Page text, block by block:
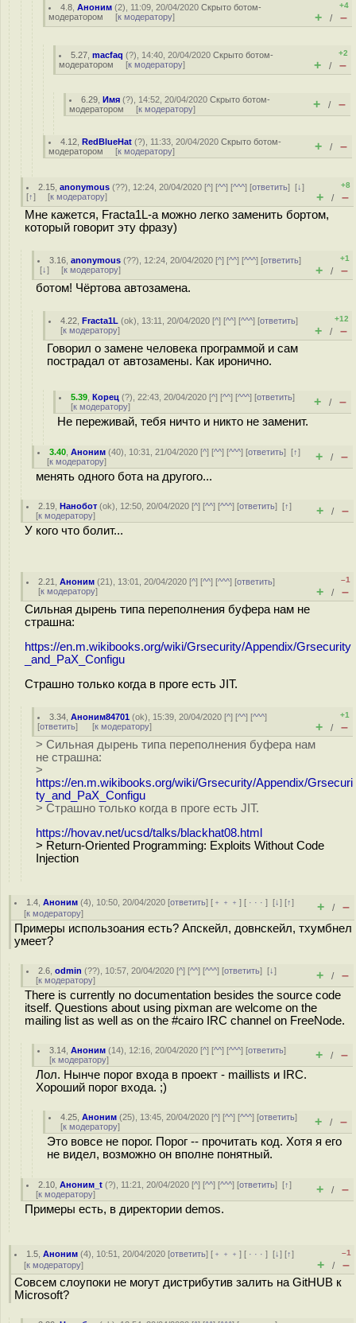
4.8 ,Аноним (2), 11:09, 20/04/2020Скрыто ботом-
модератором [к модератору]
+4
+ / –
5.27 ,macfaq (?), 14:40, 20/04/2020Скрыто ботом-
модератором [к модератору]
+2
+ / –
6.29 ,Имя (?), 14:52, 20/04/2020Скрыто ботом-
модератором [к модератору] + / –
4.12 ,RedBlueHat (?), 11:33, 20/04/2020Скрыто ботом-
модератором [к модератору] + / –
2.15 ,anonymous (??), 12:24, 20/04/2020 [^] [^^] [^^^] [ответить][↓]
[↑] [к модератору]
+8
+ / –
Мне кажется, Fracta1L-а можно легко заменить бортом,
который говорит эту фразу)
3.16 ,anonymous (??), 12:24, 20/04/2020 [^] [^^] [^^^] [ответить]
[↓] [к модератору]
+1
+ / –
ботом! Чёртова автозамена.
4.22 ,Fracta1L (ok), 13:11, 20/04/2020 [^] [^^] [^^^] [ответить]
[к модератору]
+12
+ / –
Говорил о замене человека программой и сам
пострадал от автозамены. Как иронично.
5.39 ,Корец (?), 22:43, 20/04/2020 [^] [^^] [^^^] [ответить]
[к модератору] + / –
Не переживай, тебя ничто и никто не заменит.
3.40 ,Аноним (40), 10:31, 21/04/2020 [^] [^^] [^^^] [ответить][↑]
[к модератору] + / –
менять одного бота на другого...
2.19 ,Нанобот (ok), 12:50, 20/04/2020 [^] [^^] [^^^] [ответить][↑]
[к модератору] + / –
У кого что болит...
2.21 ,Аноним (21), 13:01, 20/04/2020 [^] [^^] [^^^] [ответить]
[к модератору]
–1
+ / –
Сильная дырень типа переполнения буфера нам не
страшна:
https://en.m.wikibooks.org/wiki/Grsecurity/Appendix/Grsecurity
_and_PaX_Configu
Страшно только когда в проге есть JIT.
3.34 ,Аноним84701 (ok), 15:39, 20/04/2020 [^] [^^] [^^^]
[ответить] [к модератору]
+1
+ / –
> Сильная дырень типа переполнения буфера нам
не страшна:
>
https://en.m.wikibooks.org/wiki/Grsecurity/Appendix/Grsecuri
ty_and_PaX_Configu
> Страшно только когда в проге есть JIT.
https://hovav.net/ucsd/talks/blackhat08.html
> Return-Oriented Programming: Exploits Without Code
Injection
1.4 ,Аноним (4), 10:50, 20/04/2020 [ответить] [ ﹢﹢﹢] [ · · ·][↓] [↑]
[к модератору] + / –
Примеры использоания есть? Апскейл, довнскейл, тхумбнел
умеет?
2.6 ,odmin (??), 10:57, 20/04/2020 [^] [^^] [^^^] [ответить][↓]
[к модератору] + / –
There is currently no documentation besides the source code
itself. Questions about using pixman are welcome on the
mailing list as well as on the #cairo IRC channel on FreeNode.
3.14 ,Аноним (14), 12:16, 20/04/2020 [^] [^^] [^^^] [ответить]
[к модератору] + / –
Лол. Нынче порог входа в проект - maillists и IRC.
Хороший порог входа. ;)
4.25 ,Аноним (25), 13:45, 20/04/2020 [^] [^^] [^^^] [ответить]
[к модератору] + / –
Это вовсе не порог. Порог -- прочитать код. Хотя я его
не видел, возможно он вполне понятный.
2.10 ,Аноним_t (?), 11:21, 20/04/2020 [^] [^^] [^^^] [ответить][↑]
[к модератору] + / –
Примеры есть, в директории demos.
1.5 ,Аноним (4), 10:51, 20/04/2020 [ответить] [ ﹢﹢﹢] [ · · ·][↓] [↑]
[к модератору]
–1
+ / –
Совсем слоупоки не могут дистрибутив залить на GitHUB к
Microsoft?